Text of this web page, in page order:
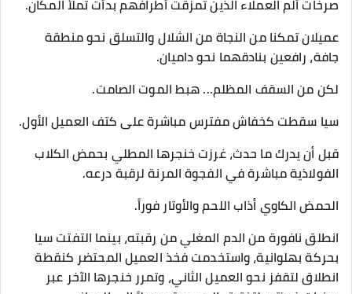
صرخات ألم العملاء الذين تمزقت أطرافهم بدأت تملأ المكان.
​عميلان تمكنا من النجاة من الشلال والتسلق نحو منطقة
جافة، رافعين بنادقهما نحو داميان.
​لكن من السقف المظلم... هبط الموت الصامت.
​سيا سقطت كخفاش مفترس مباشرة على كتف العميل الأول.
قبل أن يدرك ما حدث، غرزت خنجرها المطلي بحمض الكلاب
الفولاذية مباشرة في الفجوة المرنة لرقبة درعه.
الحمض الكاوي أذاب اللحم والأوتار فوراً.
انطلق نافورة من الدم المغلي من رقبته، بينما التفتت سيا
بحركة بهلوانية، واستخدمت فخذ العميل المحتضر كنقطة
انطلاق لتقفز نحو العميل الثاني، وتمرر خنجرها الآخر عبر